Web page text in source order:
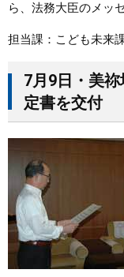
ら、法務大臣のメッ
担当課：こども未来
7月9日・美
定書を交付